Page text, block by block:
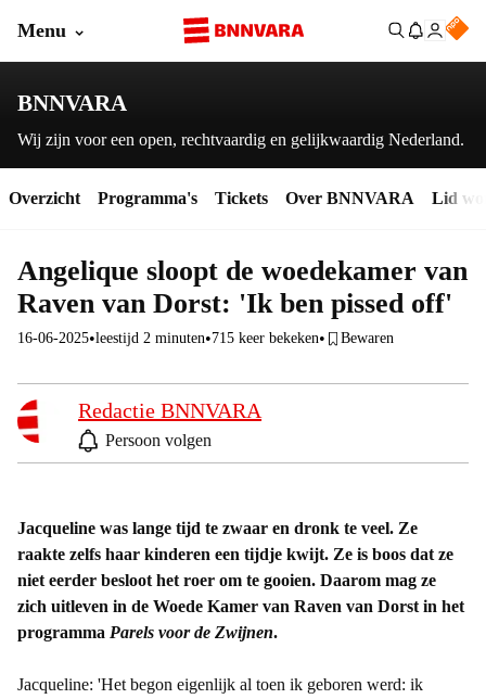
Menu
BNNVARA
Wij zijn voor een open, rechtvaardig en gelijkwaardig Nederland.
Overzicht Programma's Tickets Over BNNVARA Lid
Angelique sloopt de woedekamer van
Raven van Dorst: 'Ik ben pissed off'
16-06-2025•leestijd 2 minuten•715 keer bekeken• Bewaren
Redactie BNNVARA
Persoon volgen
Jacqueline was lange tijd te zwaar en dronk te veel. Ze
raakte zelfs haar kinderen een tijdje kwijt. Ze is boos dat ze
niet eerder besloot het roer om te gooien. Daarom mag ze
zich uitleven in de Woede Kamer van Raven van Dorst in het
programma Parels voor de Zwijnen.
Jacqueline: 'Het begon eigenlijk al toen ik geboren werd: ik